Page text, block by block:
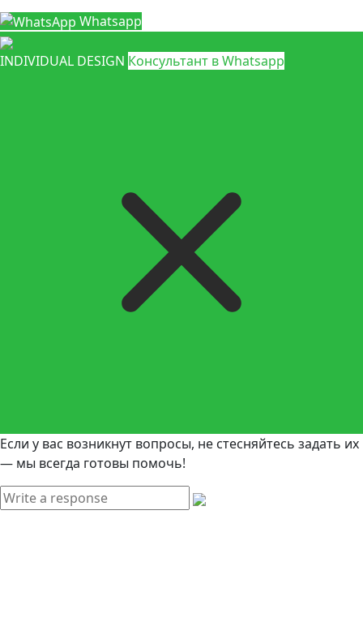
Whatsapp
INDIVIDUAL DESIGN Консультант в Whatsapp
Если у вас возникнут вопросы, не стесняйтесь задать их
— мы всегда готовы помочь!